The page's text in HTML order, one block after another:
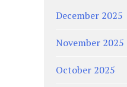
December 2025
November 2025
October 2025